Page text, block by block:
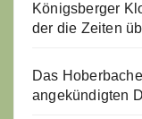
Königsberger
der die Zeiten
Das
angekündigten